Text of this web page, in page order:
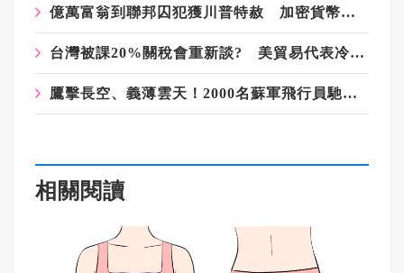
億萬富翁到聯邦囚犯獲川普特赦 加密貨幣大老趙長鵬回憶錄《幣安人生》問市
台灣被課20%關稅會重新談? 美貿易代表冷回應：「這不是我關心的」
鷹擊長空、義薄雲天！2000名蘇軍飛行員馳援對日抗戰
相關閱讀